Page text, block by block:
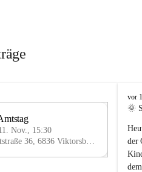
V
Nov., 15:30
Hauptstraße 36, 6836 Viktorsberg, AUT
V
i
t
o
r
s
vor
🌞
der